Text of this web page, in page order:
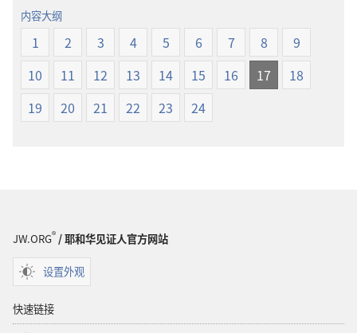
新
界
译
译
内容大纲
1 2 3 4 5 6 7 8
9
10
11 12 13 14 15 16 17
18
19
20 21 22 23 24
JW.ORG® / 耶和华见证人官方网站
设置外观
快速链接